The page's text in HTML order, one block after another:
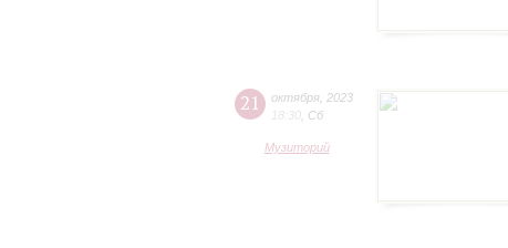
21 октября 2023
18:30 Сб
Музиторий